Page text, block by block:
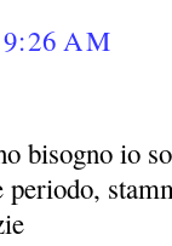
AM
bisogno io